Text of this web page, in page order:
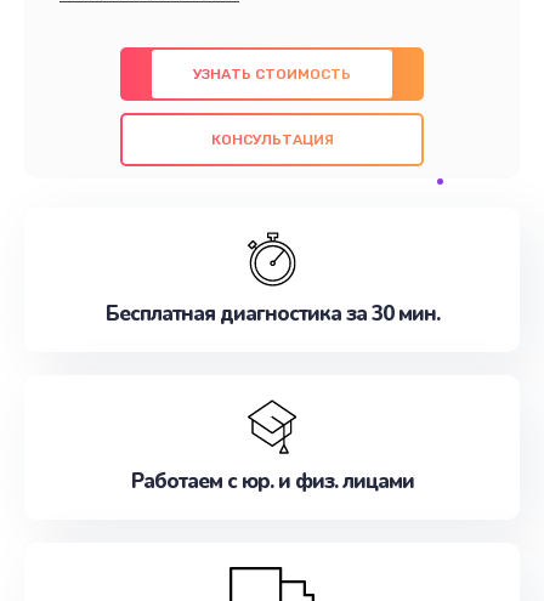
предлагаем быстрый и качественный ремонт с
использованием оригинальных компонентов, а
также гарантируем качество всех
проведенных работ. Наша цель - предоставить
наилучшим образом. Не медлите записаться на
УЗНАТЬ СТОИМОСТЬ
КОНСУЛЬТАЦИЯ
Бесплатная диагностика за 30 мин.
Работаем с юр. и физ. лицами